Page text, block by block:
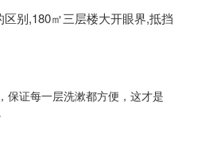
保证每一层洗漱都方便，这才是